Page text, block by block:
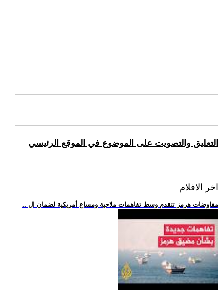
التعليق والتصويت على الموضوع في الموقع الرئيسي
اخر الافلام
.. مفاوضات هرمز تتقدم وسط تفاهمات ملاحية ومساع أمريكية لضمان ال